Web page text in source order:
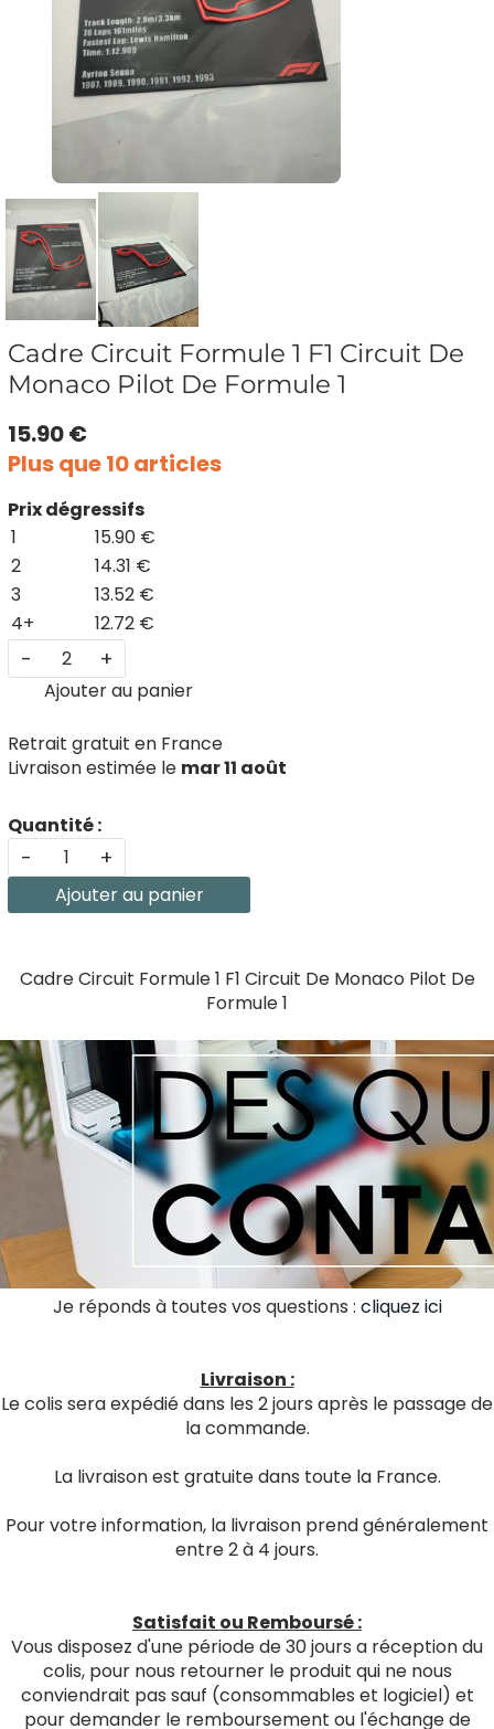
Cadre Circuit Formule 1 F1 Circuit De
Monaco Pilot De Formule 1
15.90 €
Plus que 10 articles
Prix dégressifs
1
15.90 €
2
14.31 €
3
13.52 €
4+
12.72 €
- +
Ajouter au panier
Retrait gratuit en France
Livraison estimée le mar 11 août
Quantité :
- +
Ajouter au panier
Cadre Circuit Formule 1 F1 Circuit De Monaco Pilot De
Formule 1
Je réponds à toutes vos questions : cliquez ici
Livraison :
Le colis sera expédié dans les 2 jours après le passage de
la commande.
La livraison est gratuite dans toute la France.
Pour votre information, la livraison prend généralement
entre 2 à 4 jours.
Satisfait ou Remboursé :
Vous disposez d'une période de 30 jours a réception du
colis, pour nous retourner le produit qui ne nous
conviendrait pas sauf (consommables et logiciel) et
pour demander le remboursement ou l'échange de